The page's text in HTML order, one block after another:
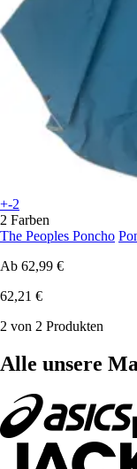
+-2
2 Farben
The Peoples Poncho
Ab 62,99 €
62,21 €
2 von 2 Produkten
Alle unsere